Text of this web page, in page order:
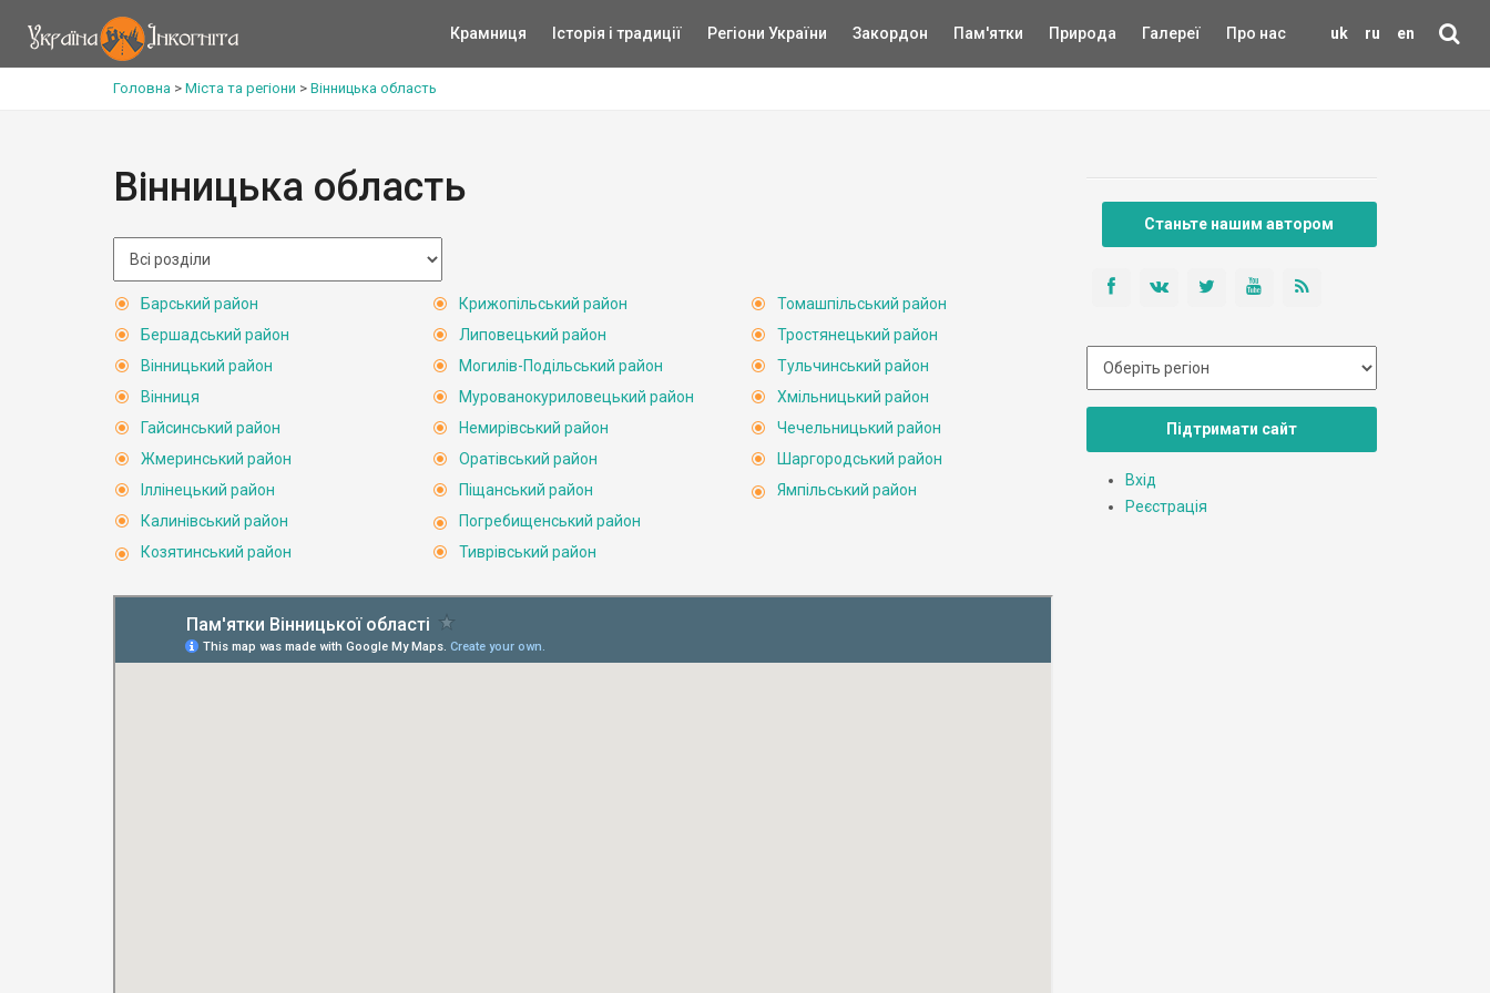
uk ru en
Крамниця Історія і традиції Регіони України Закордон Пам'ятки Природа Галереї Про нас
Головна > Міста та регіони > Вінницька область
Вінницька область
Барський район
Бершадський район
Вінницький район
Вінниця
Гайсинський район
Жмеринський район
Іллінецький район
Калинівський район
Козятинський район
Крижопільський район
Липовецький район
Могилів-Подільський район
Мурованокуриловецький район
Немирівський район
Оратівський район
Піщанський район
Погребищенський район
Тиврівський район
Томашпільський район
Тростянецький район
Тульчинський район
Хмільницький район
Чечельницький район
Шаргородський район
Ямпільський район
Станьте нашим автором
Підтримати сайт
Вхід
Реєстрація